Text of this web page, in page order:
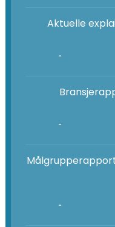
Aktuelle
-
-
-